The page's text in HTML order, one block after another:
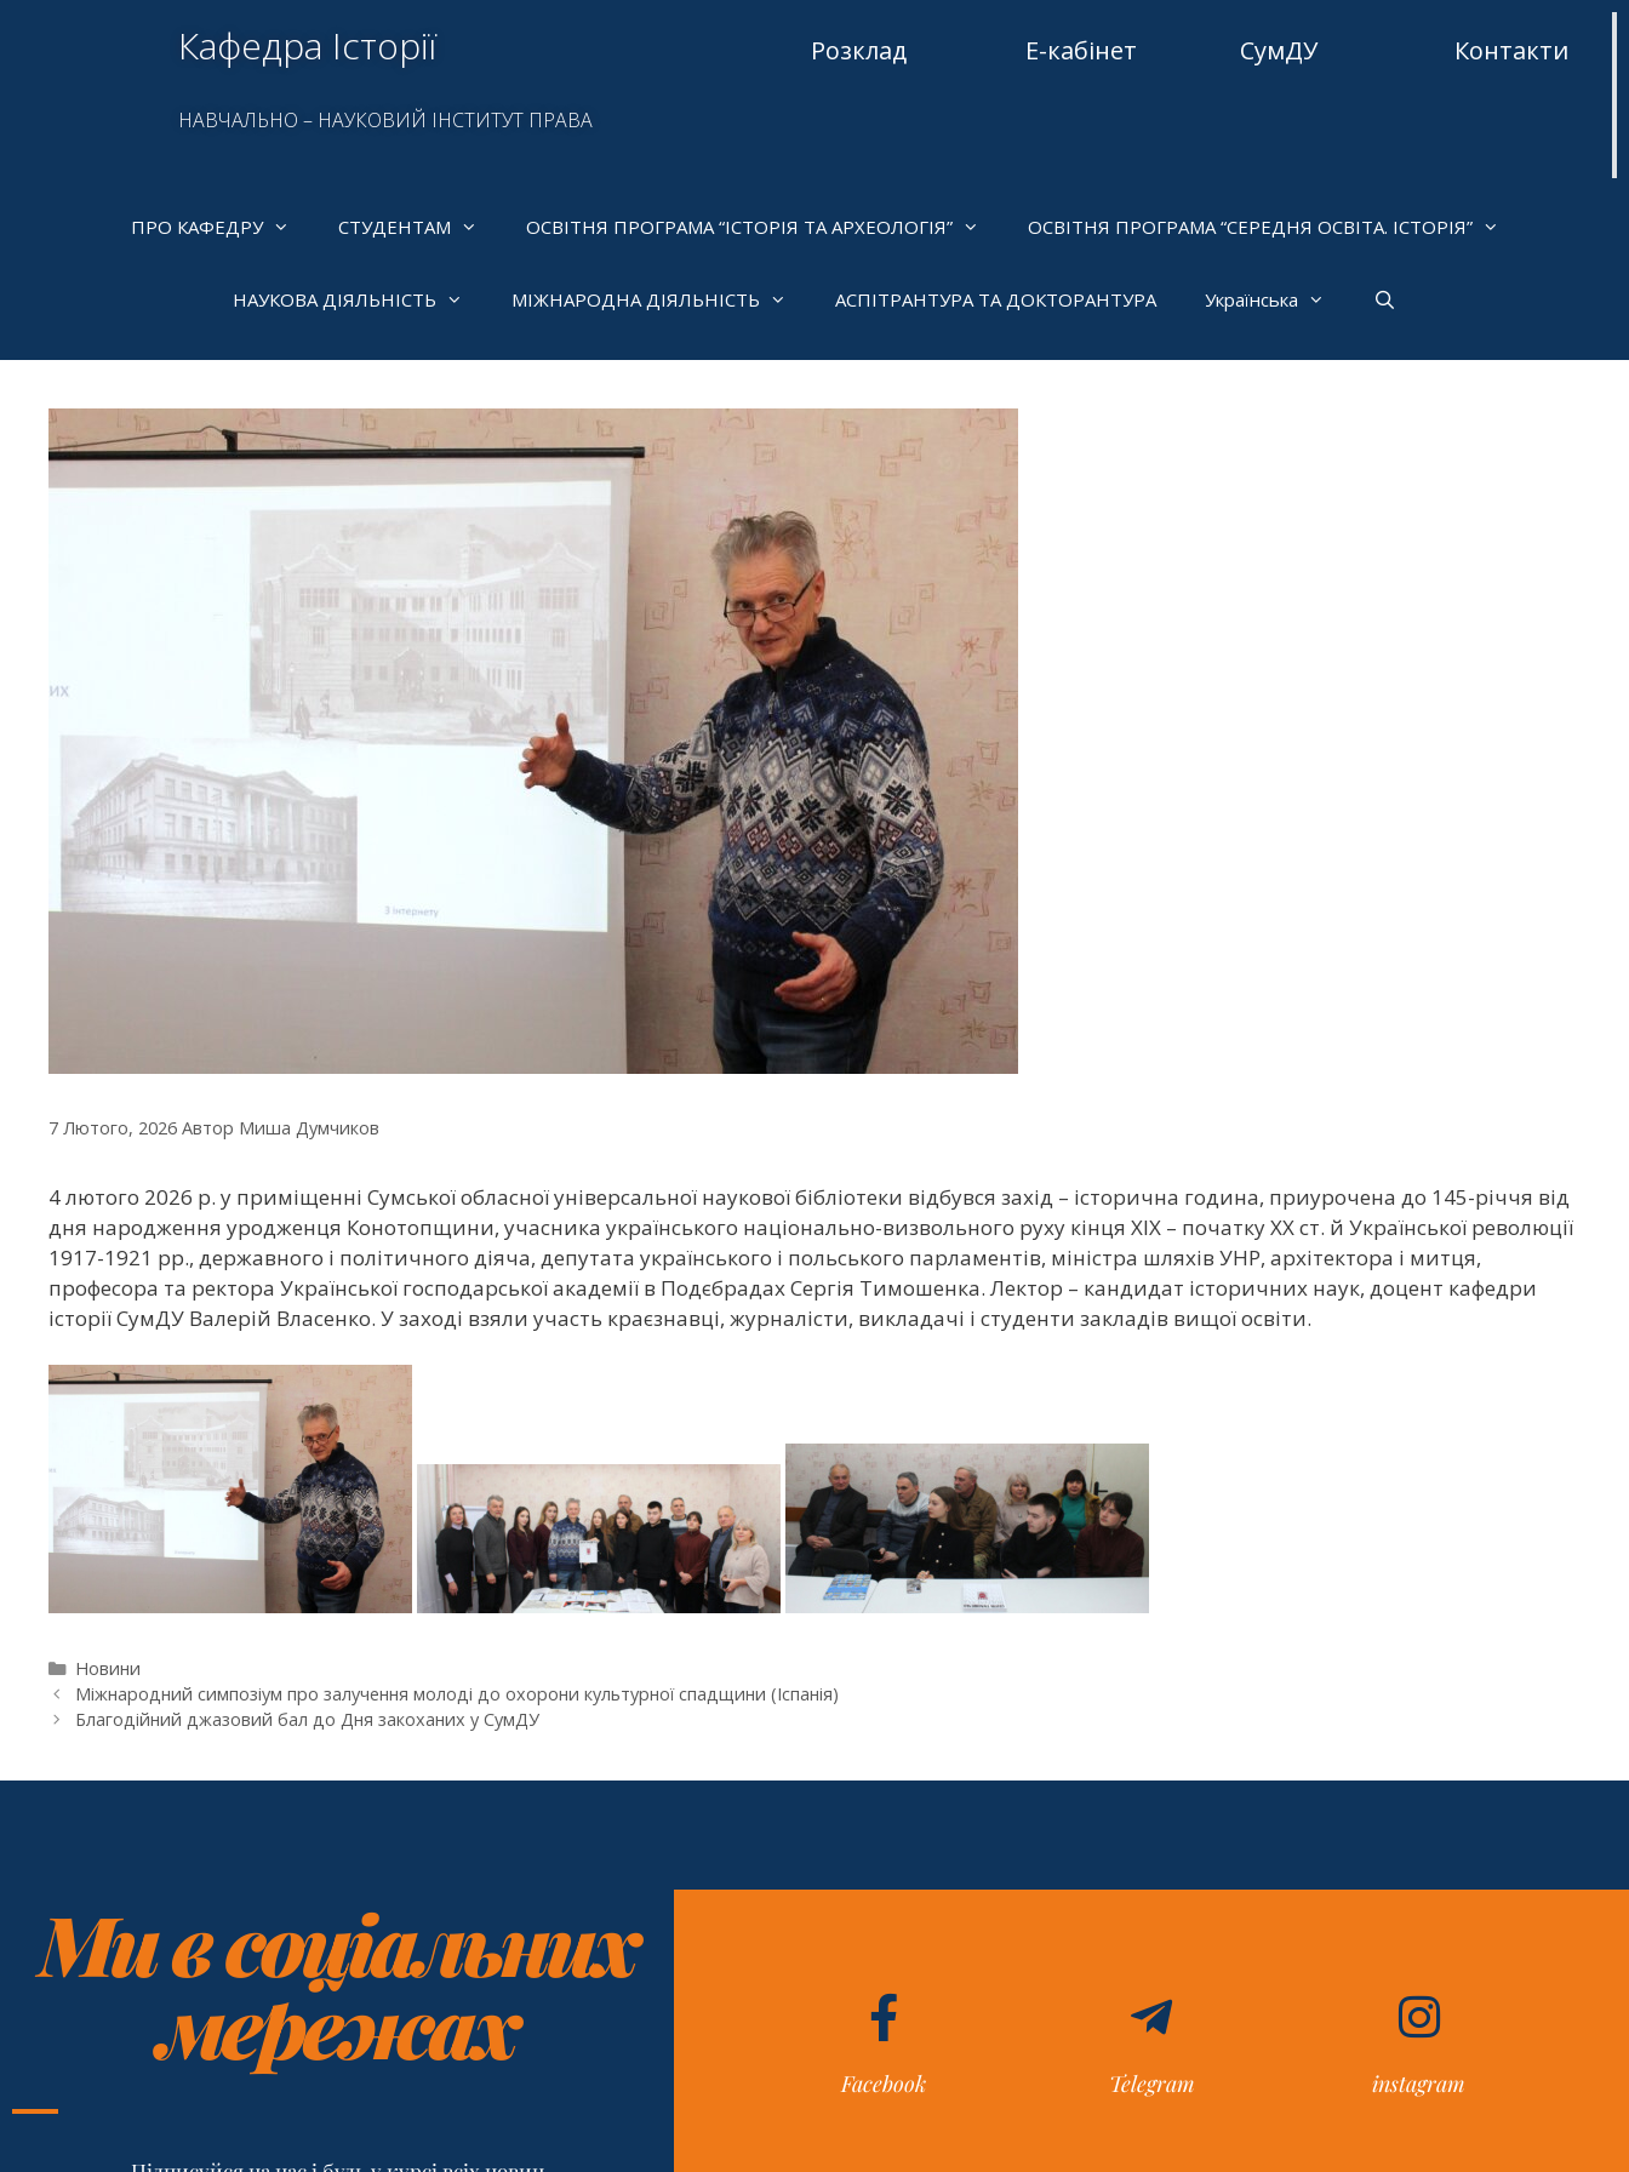
Кафедра Історії
НАВЧАЛЬНО – НАУКОВИЙ ІНСТИТУТ ПРАВА
Розклад Е-кабінет СумДУ Контакти
ПРО КАФЕДРУ СТУДЕНТАМ ОСВІТНЯ ПРОГРАМА “ІСТОРІЯ ТА АРХЕОЛОГІЯ” ОСВІТНЯ ПРОГРАМА “СЕРЕДНЯ ОСВІТА. ІСТОРІЯ”
НАУКОВА ДІЯЛЬНІСТЬ МІЖНАРОДНА ДІЯЛЬНІСТЬ АСПІТРАНТУРА ТА ДОКТОРАНТУРА Українська
7 Лютого, 2026 Автор Миша Думчиков
4 лютого 2026 р. у приміщенні Сумської обласної універсальної наукової бібліотеки відбувся захід – історична година, приурочена до 145-річчя від
дня народження уродженця Конотопщини, учасника українського національно-визвольного руху кінця ХІХ – початку ХХ ст. й Української революції
1917-1921 рр., державного і політичного діяча, депутата українського і польського парламентів, міністра шляхів УНР, архітектора і митця,
професора та ректора Української господарської академії в Подєбрадах Сергія Тимошенка. Лектор – кандидат історичних наук, доцент кафедри
історії СумДУ Валерій Власенко. У заході взяли участь краєзнавці, журналісти, викладачі і студенти закладів вищої освіти.
Новини
Міжнародний симпозіум про залучення молоді до охорони культурної спадщини (Іспанія)
Благодійний джазовий бал до Дня закоханих у СумДУ
Ми в соціальних
мережах
Facebook Telegram instagram